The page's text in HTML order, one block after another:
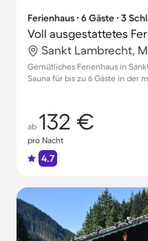
Ferienhaus ∙ 6 Gäste ∙ 3
Sankt Lambrecht,
Gemütliches Ferienhaus in
Sauna für bis zu 6 Gäste in der
ab 132 €
pro Nacht
4.7